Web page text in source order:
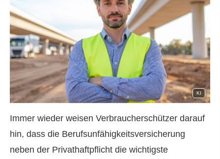
KI
Immer wieder weisen Verbraucherschützer darauf
hin, dass die Berufs­unfähig­keitsversicherung
neben der Privathaftpflicht die wichtigste